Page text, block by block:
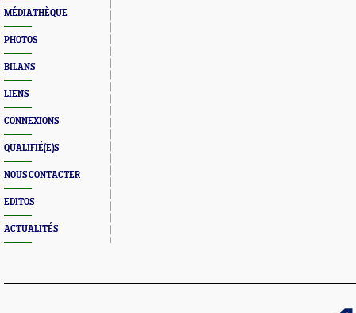
MÉDIATHÈQUE
PHOTOS
BILANS
LIENS
CONNEXIONS
QUALIFIÉ(E)S
NOUS CONTACTER
EDITOS
ACTUALITÉS